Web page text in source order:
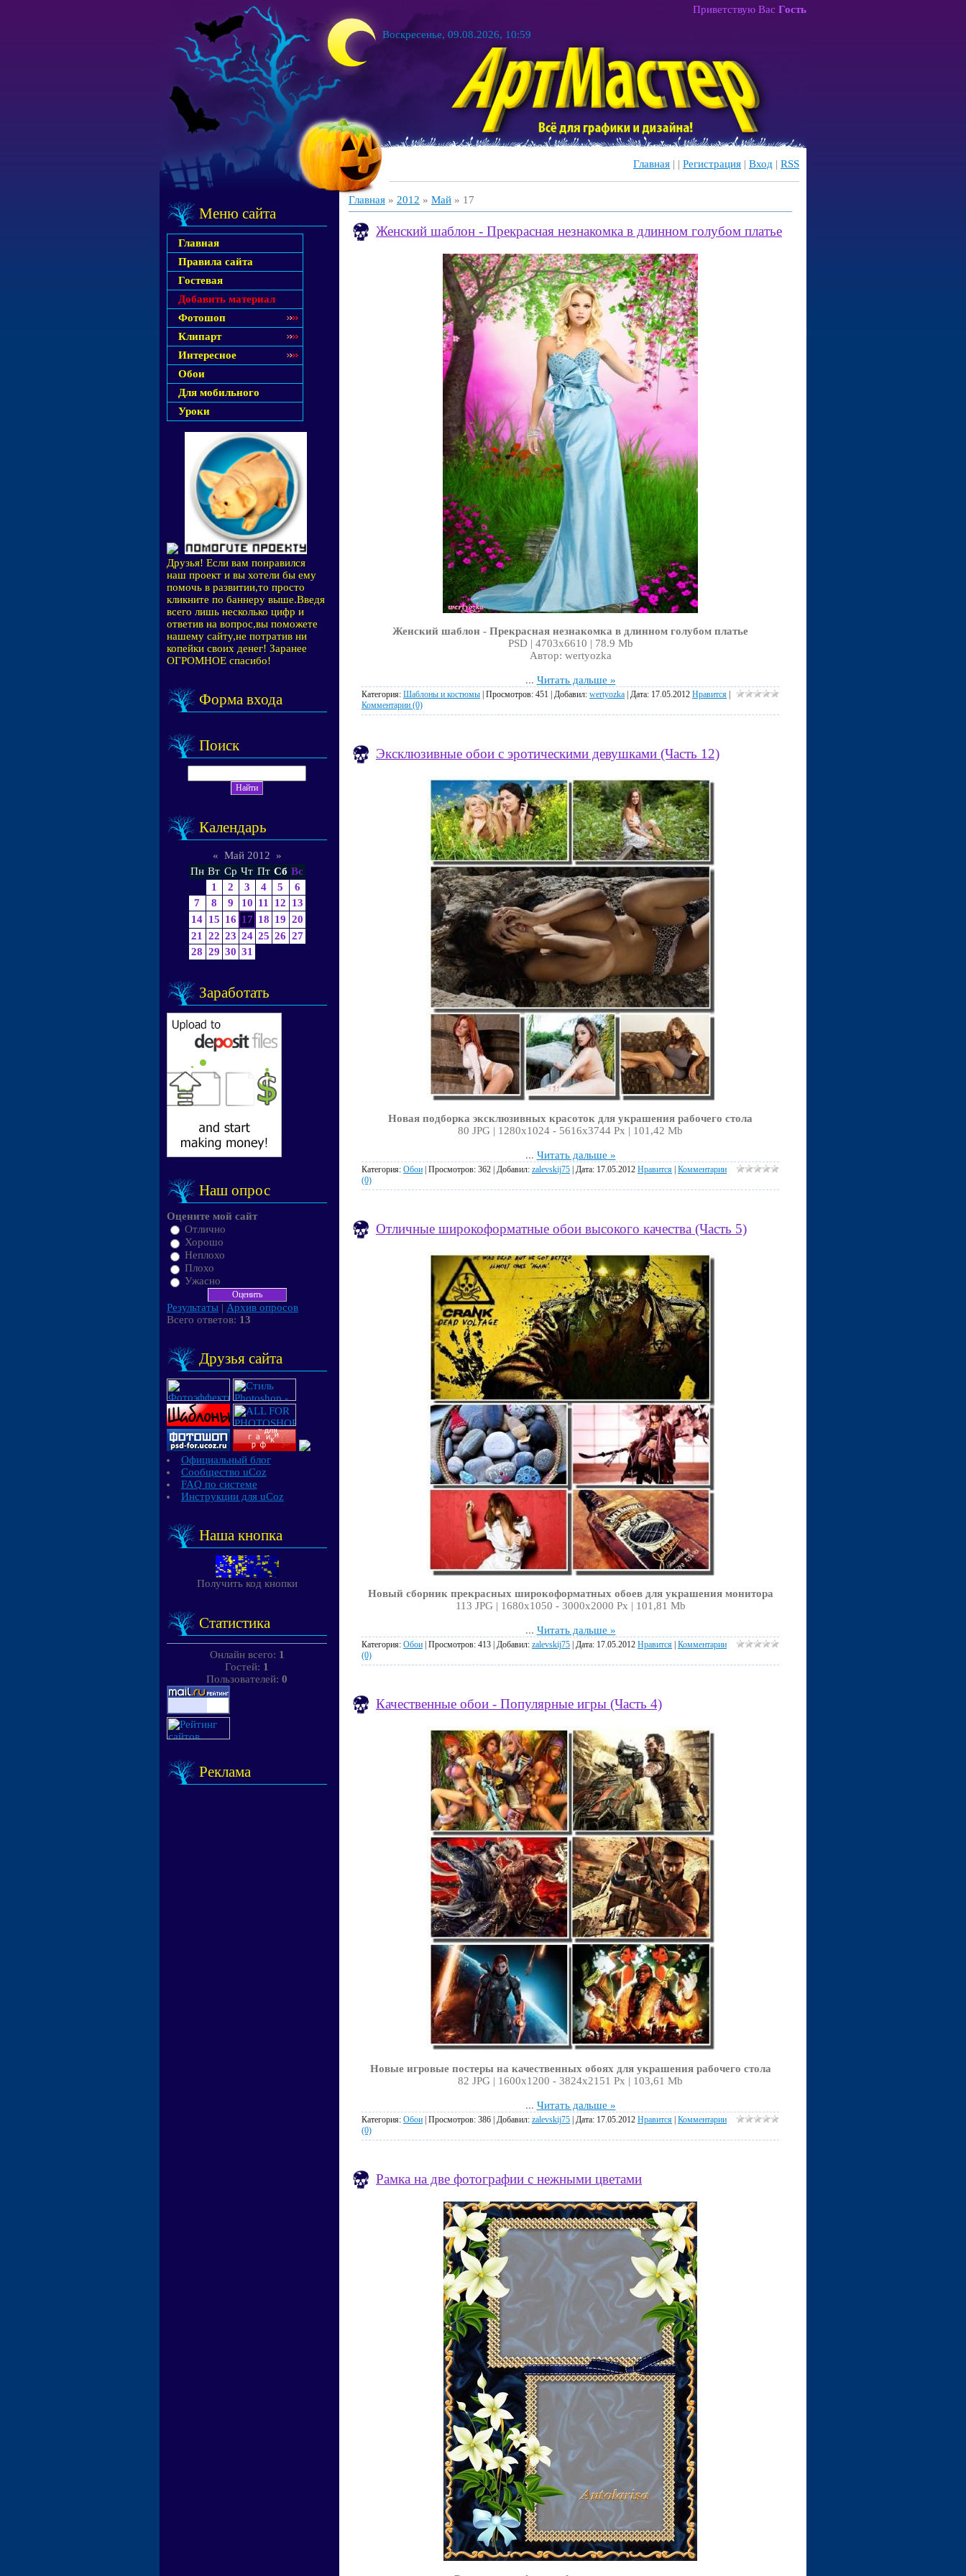
Воскресенье, 09.08.2026, 10:59
Приветствую Вас Гость
Главная | | Регистрация | Вход | RSS
Меню сайта
Главная
Правила сайта
Гостевая
Добавить материал
Фотошоп
Клипарт
Интересное
Обои
Для мобильного
Уроки
Друзья! Если вам понравился
наш проект и вы хотели бы ему
помочь в развитии,то просто
кликните по баннеру выше.Введя
всего лишь несколько цифр и
ответив на вопрос,вы поможете
нашему сайту,не потратив ни
копейки своих денег! Заранее
ОГРОМНОЕ спасибо!
Форма входа
Поиск
Календарь
« Май 2012
»
Пн Вт Ср Чт Пт Сб Вс
1
2 3 4 5
6
7
8 9 10 11 12
13
14 15 16 17 18 19 20
21
22 23 24 25 26 27
28 29 30 31
Заработать
Наш опрос
Оцените мой сайт
Отлично
Хорошо
Неплохо
Плохо
Ужасно
Результаты | Архив опросов
Всего ответов: 13
Друзья сайта
Официальный блог
Сообщество uCoz
FAQ по системе
Инструкции для uCoz
Наша кнопка
Получить код кнопки
Статистика
Онлайн всего: 1
Гостей: 1
Пользователей: 0
Реклама
Главная » 2012 » Май » 17
Женский шаблон - Прекрасная незнакомка в длинном голубом платье
Женский шаблон - Прекрасная незнакомка в длинном голубом платье
PSD | 4703x6610 | 78.9 Mb
Автор: wertyozka
... Читать дальше »
Категория: Шаблоны и костюмы | Просмотров: 451 | Добавил: wertyozka | Дата: 17.05.2012 Нравится |
Комментарии (0)
Эксклюзивные обои с эротическими девушками (Часть 12)
Новая подборка эксклюзивных красоток для украшения рабочего стола
80 JPG | 1280х1024 - 5616х3744 Px | 101,42 Mb
... Читать дальше »
Категория: Обои | Просмотров: 362 | Добавил: zalevskij75 | Дата: 17.05.2012 Нравится | Комментарии
(0)
Отличные широкоформатные обои высокого качества (Часть 5)
Новый сборник прекрасных широкоформатных обоев для украшения монитора
113 JPG | 1680х1050 - 3000х2000 Px | 101,81 Mb
... Читать дальше »
Категория: Обои | Просмотров: 413 | Добавил: zalevskij75 | Дата: 17.05.2012 Нравится | Комментарии
(0)
Качественные обои - Популярные игры (Часть 4)
Новые игровые постеры на качественных обоях для украшения рабочего стола
82 JPG | 1600х1200 - 3824х2151 Px | 103,61 Mb
... Читать дальше »
Категория: Обои | Просмотров: 386 | Добавил: zalevskij75 | Дата: 17.05.2012 Нравится | Комментарии
(0)
Рамка на две фотографии с нежными цветами